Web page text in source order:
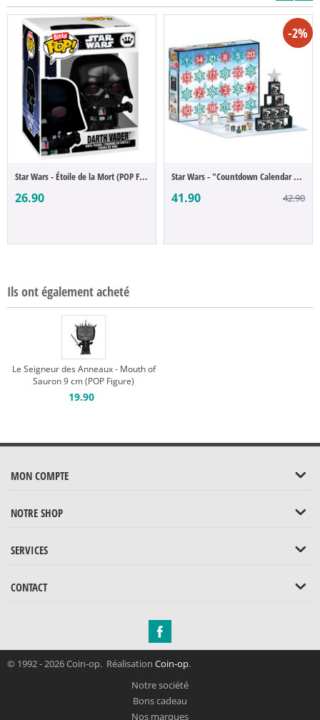
Star Wars - Étoile de la Mort (POP Figure...
26.90
-2%
Star Wars - "Countdown Calendar Star Wars...
41.90 42.90
Ils ont également acheté
Le Seigneur des Anneaux - Mouth of
Sauron 9 cm (POP Figure)
19.90
MON COMPTE
NOTRE SHOP
SERVICES
CONTACT
© 1992 - 2026 Coin-op. Réalisation Coin-op.
Notre société
Bons cadeau
Nos marques